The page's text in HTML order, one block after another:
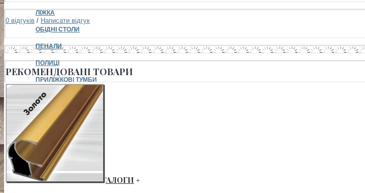
ЛІЖКА
ОБІДНІ СТОЛИ
ПЕНАЛИ
ПОЛИЦІ
ПРИЛІЖКОВІ ТУМБИ
СТЕЛАЖІ
ТУМБА ТВ
ТУМБИ ДЛЯ ВЗУТТЯ
ШАФИ
+
ЗАВАНТАЖИТИ КАТАЛОГИ +
0 відгуків / Написати відгук
РЕКОМЕНДОВАНІ ТОВАРИ